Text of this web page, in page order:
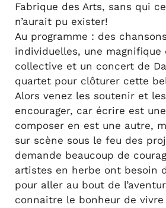
Fabrique des Arts, sans qui
n’aurait pu exister!
Au programme : des chansons
individuelles, une magnifique
collective et un concert de
quartet pour clôturer cette
Alors venez les soutenir et les
encourager, car écrire est
composer en est une autre,
sur scène sous le feu des
demande beaucoup de
artistes en herbe ont besoin
pour aller au bout de
connaitre le bonheur de vivre